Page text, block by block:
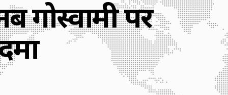
गोस्वामी पर